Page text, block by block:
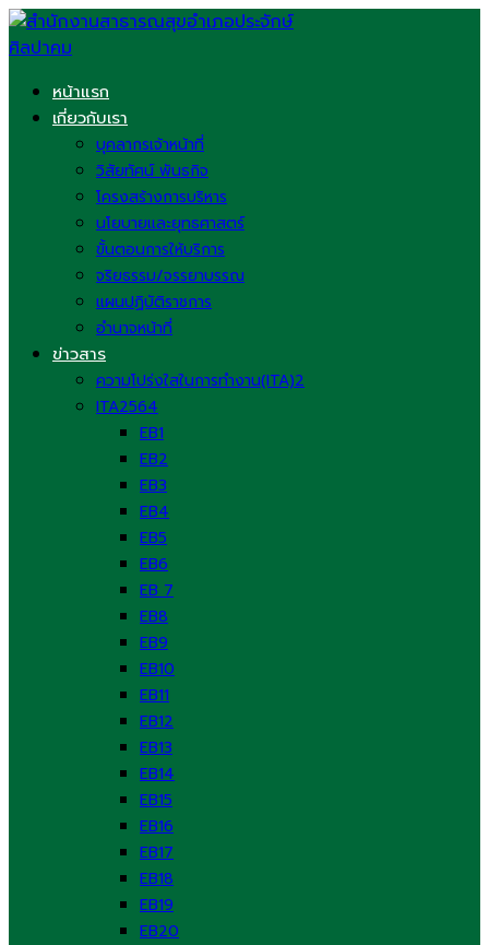
Skip
to
หน้าแรก
เกี่ยวกับเรา
บุคลากรเจ้าหน้าที่
วิสัยทัศน์ พันธกิจ
โครงสร้างการบริหาร
นโยบายและยุทธศาสตร์
ขั้นตอนการให้บริการ
จริยธรรม/จรรยาบรรณ
แผนปฏิบัติราชการ
อำนาจหน้าที่
ข่าวสาร
ความโปร่งใสในการทำงาน(ITA)2
ITA2564
EB1
EB2
EB3
EB4
EB5
EB6
EB 7
EB8
EB9
EB10
EB11
EB12
EB13
EB14
EB15
EB16
EB17
EB18
EB19
EB20